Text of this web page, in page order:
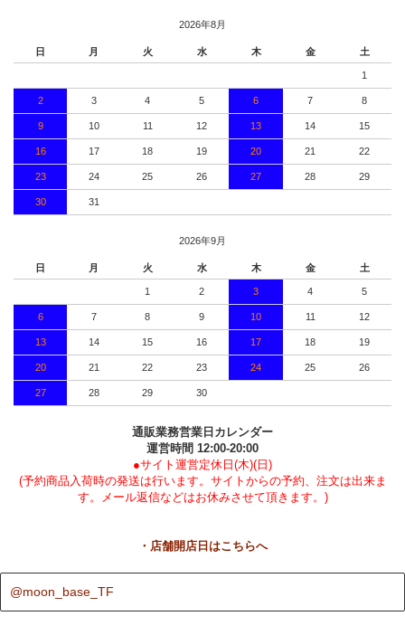
2026年8月
日 月 火 水 木 金 土
1
2 3 4 5 6 7 8
9 10 11 12 13 14 15
16 17 18 19 20 21 22
23 24 25 26 27 28 29
30 31
2026年9月
日 月 火 水 木 金 土
1 2 3 4 5
6 7 8 9 10 11 12
13 14 15 16 17 18 19
20 21 22 23 24 25 26
27 28 29 30
通販業務営業日カレンダー
運営時間 12:00-20:00
●サイト運営定休日(木)(日)
(予約商品入荷時の発送は行います。サイトからの予約、注文は出来ま
す。メール返信などはお休みさせて頂きます。)
・店舗開店日はこちらへ
@moon_base_TF